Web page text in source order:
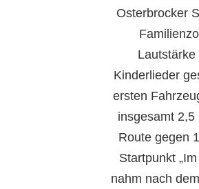
Osterbrocker
Kinderlieder
ersten
insgesamt
Route gegen
Startpunkt
nahm nach